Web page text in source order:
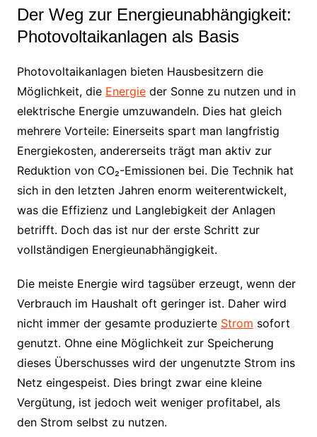
Der Weg zur Energieunabhängigkeit:
Photovoltaikanlagen als Basis
Photovoltaikanlagen bieten Hausbesitzern die
Möglichkeit, die Energieder Sonne zu nutzen und in
elektrische Energie umzuwandeln. Dies hat gleich
mehrere Vorteile: Einerseits spart man langfristig
Energiekosten, andererseits trägt man aktiv zur
Reduktion von CO₂-Emissionen bei. Die Technik hat
sich in den letzten Jahren enorm weiterentwickelt,
was die Effizienz und Langlebigkeit der Anlagen
betrifft. Doch das ist nur der erste Schritt zur
vollständigen Energieunabhängigkeit.
Die meiste Energie wird tagsüber erzeugt, wenn der
Verbrauch im Haushalt oft geringer ist. Daher wird
nicht immer der gesamte produzierte Strom sofort
genutzt. Ohne eine Möglichkeit zur Speicherung
dieses Überschusses wird der ungenutzte Strom ins
Netz eingespeist. Dies bringt zwar eine kleine
Vergütung, ist jedoch weit weniger profitabel, als
den Strom selbst zu nutzen.